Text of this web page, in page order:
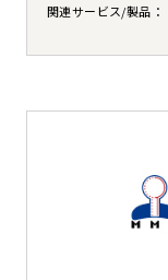
関連サービス/製品